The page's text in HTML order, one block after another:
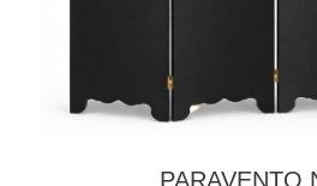
PARAVENTO